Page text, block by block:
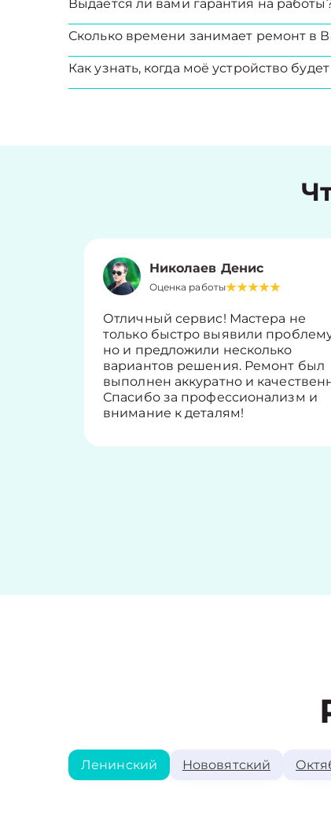
Выдаётся ли вами гарантия на
Сколько времени занимает ремонт в
Как узнать, когда моё устройство
Николаев Денис
Оценка работы
Отличный сервис! Мастера не
только быстро выявили
но и предложили несколько
вариантов решения. Ремонт был
выполнен аккуратно и
Спасибо за профессионализм и
внимание к деталям!
Ленинский Нововятский